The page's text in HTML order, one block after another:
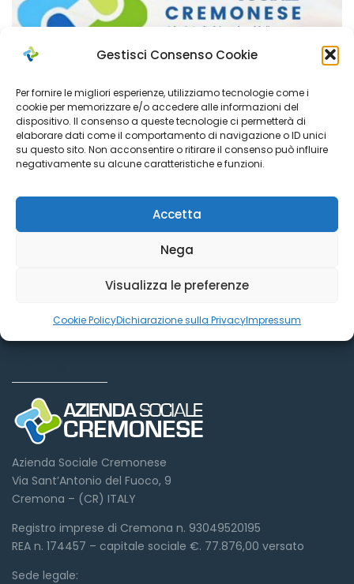
Gestisci Consenso Cookie
Per fornire le migliori esperienze, utilizziamo tecnologie come i
cookie per memorizzare e/o accedere alle informazioni del
dispositivo. Il consenso a queste tecnologie ci permetterà di
elaborare dati come il comportamento di navigazione o ID unici
su questo sito. Non acconsentire o ritirare il consenso può influire
negativamente su alcune caratteristiche e funzioni.
Accetta
Nega
Visualizza le preferenze
Cookie PolicyDichiarazione sulla PrivacyImpressum
Azienda Sociale Cremonese
Via Sant’Antonio del Fuoco, 9
Cremona – (CR) ITALY
Registro imprese di Cremona n. 93049520195
REA n. 174457 – capitale sociale €. 77.876,00 versato
Sede legale: